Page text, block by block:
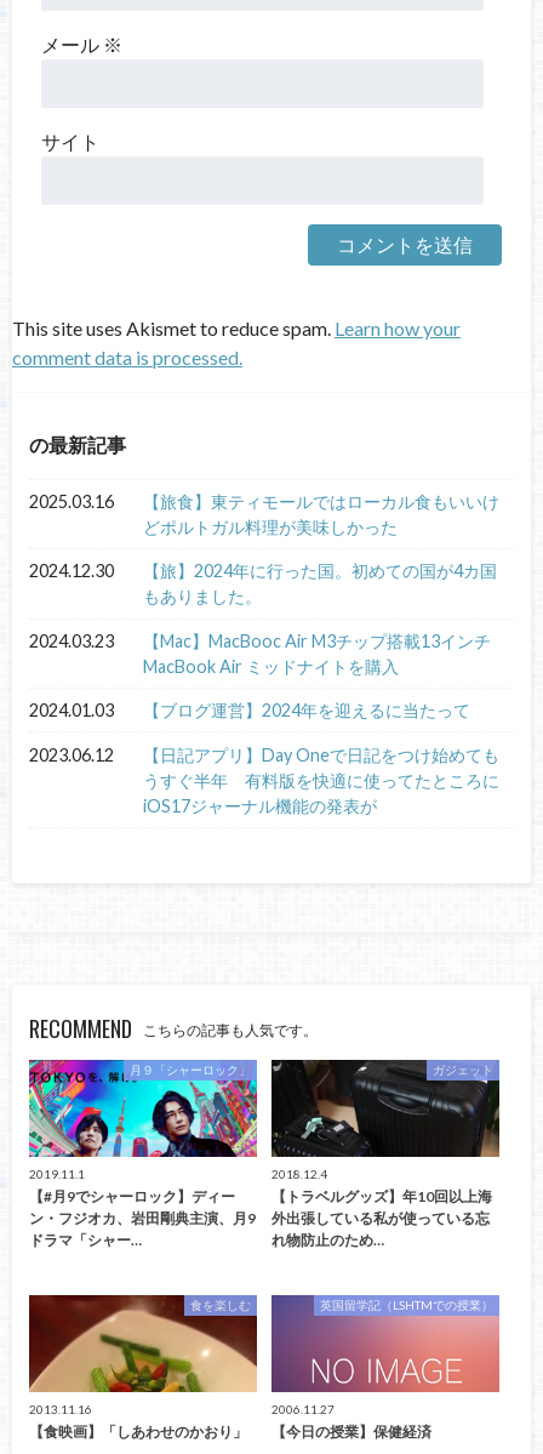
メール ※
サイト
This site uses Akismet to reduce spam. Learn how your
comment data is processed.
の最新記事
2025.03.16
【旅食】東ティモールではローカル食もいいけ
どポルトガル料理が美味しかった
2024.12.30
【旅】2024年に行った国。初めての国が4カ国
もありました。
2024.03.23
【Mac】MacBooc Air M3チップ搭載13インチ
MacBook Air ミッドナイトを購入
2024.01.03 【ブログ運営】2024年を迎えるに当たって
2023.06.12
【日記アプリ】Day Oneで日記をつけ始めても
うすぐ半年 有料版を快適に使ってたところに
iOS17ジャーナル機能の発表が
RECOMMEND こちらの記事も人気です。
月９「シャーロック」
2019.11.1
【#月9でシャーロック】ディー
ン・フジオカ、岩田剛典主演、月9
ドラマ「シャー…
ガジェット
2018.12.4
【トラベルグッズ】年10回以上海
外出張している私が使っている忘
れ物防止のため…
食を楽しむ
2013.11.16
【食映画】「しあわせのかおり」
英国留学記（LSHTMでの授業）
2006.11.27
【今日の授業】保健経済